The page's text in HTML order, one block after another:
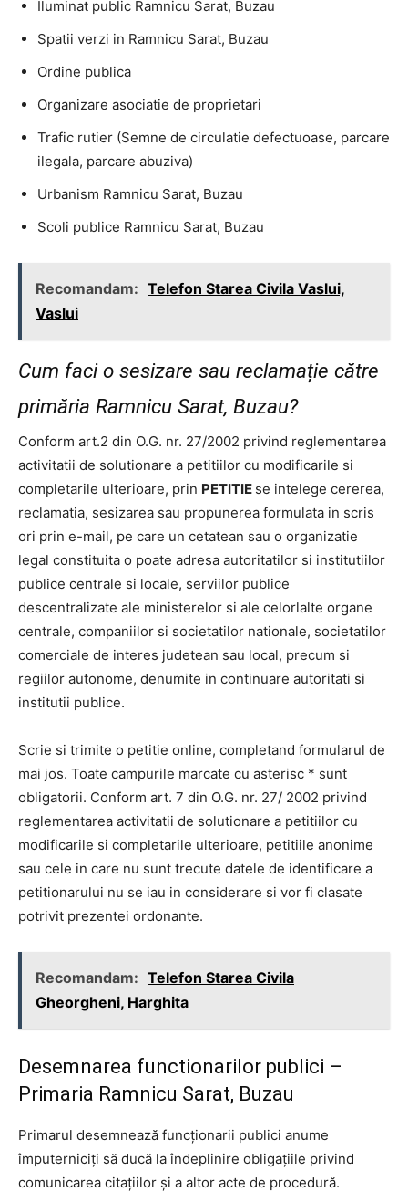
Iluminat public Ramnicu Sarat, Buzau
Spatii verzi in Ramnicu Sarat, Buzau
Ordine publica
Organizare asociatie de proprietari
Trafic rutier (Semne de circulatie defectuoase, parcare
ilegala, parcare abuziva)
Urbanism Ramnicu Sarat, Buzau
Scoli publice Ramnicu Sarat, Buzau
Recomandam: Telefon Starea Civila Vaslui,
Vaslui
Cum faci o sesizare sau reclamație către
primăria Ramnicu Sarat, Buzau?
Conform art.2 din O.G. nr. 27/2002 privind reglementarea
activitatii de solutionare a petitiilor cu modificarile si
completarile ulterioare, prin PETITIE se intelege cererea,
reclamatia, sesizarea sau propunerea formulata in scris
ori prin e-mail, pe care un cetatean sau o organizatie
legal constituita o poate adresa autoritatilor si institutiilor
publice centrale si locale, serviilor publice
descentralizate ale ministerelor si ale celorlalte organe
centrale, companiilor si societatilor nationale, societatilor
comerciale de interes judetean sau local, precum si
regiilor autonome, denumite in continuare autoritati si
institutii publice.
Scrie si trimite o petitie online, completand formularul de
mai jos. Toate campurile marcate cu asterisc * sunt
obligatorii. Conform art. 7 din O.G. nr. 27/ 2002 privind
reglementarea activitatii de solutionare a petitiilor cu
modificarile si completarile ulterioare, petitiile anonime
sau cele in care nu sunt trecute datele de identificare a
petitionarului nu se iau in considerare si vor fi clasate
potrivit prezentei ordonante.
Recomandam: Telefon Starea Civila
Gheorgheni, Harghita
Desemnarea functionarilor publici –
Primaria Ramnicu Sarat, Buzau
Primarul desemnează funcţionarii publici anume
împuterniciţi să ducă la îndeplinire obligaţiile privind
comunicarea citaţiilor şi a altor acte de procedură.